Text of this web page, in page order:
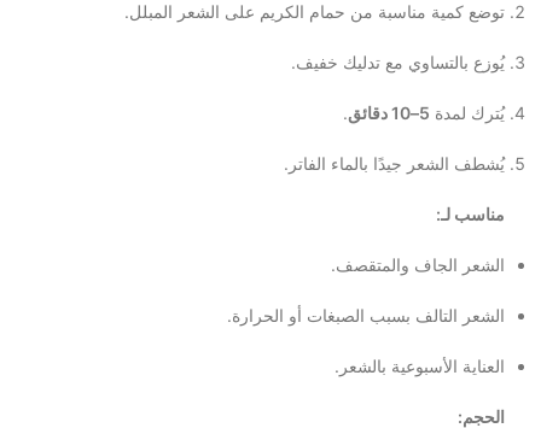
توضع كمية مناسبة من حمام الكريم على الشعر المبلل.
يُوزع بالتساوي مع تدليك خفيف.
يُترك لمدة 5–10 دقائق .
يُشطف الشعر جيدًا بالماء الفاتر.
مناسب لـ:
الشعر الجاف والمتقصف.
الشعر التالف بسبب الصبغات أو الحرارة.
العناية الأسبوعية بالشعر.
الحجم: